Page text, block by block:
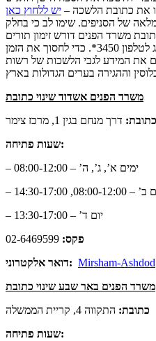
את כתובת הלשכה – יש ללחוץ כאן
של הסניפים. שימו לב כי בחלק
משרד הפנים דורש זימון תורים
מראש – לכל הבירורים ניתן לחייג לטלפון 3450*. כדי לחסוך את הזמן
את המידע לגבי הלשכות של רשות
משרד הפנים אשדוד שינוי כתובת
כתובת: דרך מנחם בגין 1, מרכז צימר
שעות פתיחה:
– ימים א’, ג’, ה’ – 08:00-12:00
– 08:00-12:00, 14:30-17:00
– יום ד’ – 13:30-17:00
פקס:
דואר אלקטרוני: Mirsham-
משרד הפנים באר שבע שינוי כתובת
כתובת: התקווה 4, קריית הממשלה
שעות פתיחה: